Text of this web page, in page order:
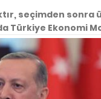
seçimden
Türkiye Ekonomi